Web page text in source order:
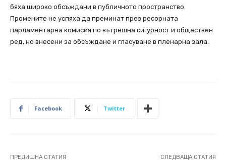
бяха широко обсъждани в публичното пространство.
Промените не успяха да преминат през ресорната
парламентарна комисия по вътрешна сигурност и обществен
ред, но внесени за обсъждане и гласуване в пленарна зала.
Facebook Twitter
ПРЕДИШНА СТАТИЯ СЛЕДВАЩА СТАТИЯ